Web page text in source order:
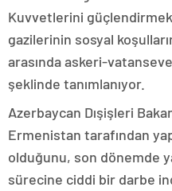
Kuvvetlerini
gazilerinin sosyal
arasında askeri-
şeklinde tanımlanıyor.
Azerbaycan Dışişleri
Ermenistan tarafından
olduğunu, son dönemde
sürecine ciddi bir darbe